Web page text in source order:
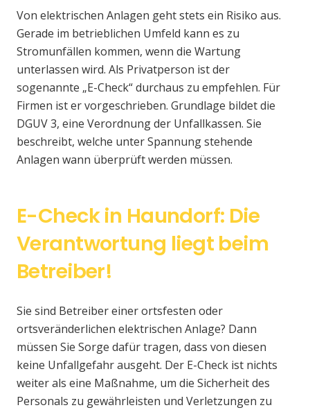
Von elektrischen Anlagen geht stets ein Risiko aus.
Gerade im betrieblichen Umfeld kann es zu
Stromunfällen kommen, wenn die Wartung
unterlassen wird. Als Privatperson ist der
sogenannte „E-Check“ durchaus zu empfehlen. Für
Firmen ist er vorgeschrieben. Grundlage bildet die
DGUV 3, eine Verordnung der Unfallkassen. Sie
beschreibt, welche unter Spannung stehende
Anlagen wann überprüft werden müssen.
E-Check in Haundorf: Die
Verantwortung liegt beim
Betreiber!
Sie sind Betreiber einer ortsfesten oder
ortsveränderlichen elektrischen Anlage? Dann
müssen Sie Sorge dafür tragen, dass von diesen
keine Unfallgefahr ausgeht. Der E-Check ist nichts
weiter als eine Maßnahme, um die Sicherheit des
Personals zu gewährleisten und Verletzungen zu